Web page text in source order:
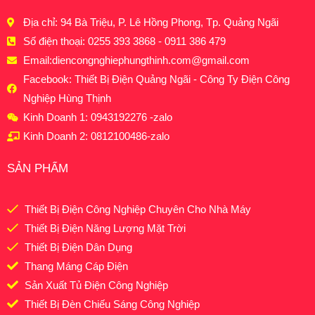
Địa chỉ: 94 Bà Triệu, P. Lê Hồng Phong, Tp. Quảng Ngãi
Số điện thoại: 0255 393 3868 - 0911 386 479
Email:diencongnghiephungthinh.com@gmail.com
Facebook: Thiết Bị Điện Quảng Ngãi - Công Ty Điện Công
Nghiệp Hùng Thịnh
Kinh Doanh 1: 0943192276 -zalo
Kinh Doanh 2: 0812100486-zalo
SẢN PHẨM
Thiết Bị Điện Công Nghiệp Chuyên Cho Nhà Máy
Thiết Bị Điện Năng Lượng Mặt Trời
Thiết Bị Điện Dân Dụng
Thang Máng Cáp Điện
Sản Xuất Tủ Điện Công Nghiệp
Thiết Bị Đèn Chiếu Sáng Công Nghiệp